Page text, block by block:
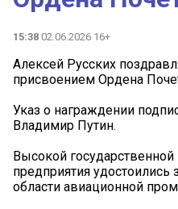
15:38 02.06.2026 16+
Алексей Русских
присвоением Ордена
Указ о награждении
Владимир Путин.
Высокой
предприятия удостоились
области авиационной